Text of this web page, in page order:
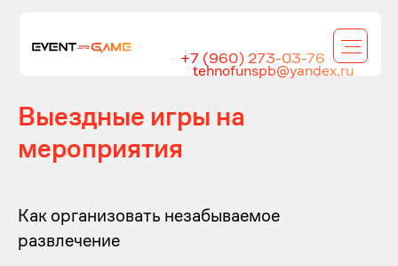
+7 (960) 273-03-76
tehnofunspb@yandex.ru
Выездные игры на
мероприятия
Как организовать незабываемое
развлечение